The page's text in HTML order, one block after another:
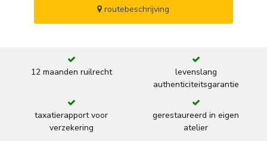
routebeschrijving
12 maanden ruilrecht
levenslang
authenticiteitsgarantie
taxatierapport voor
verzekering
gerestaureerd in eigen
atelier